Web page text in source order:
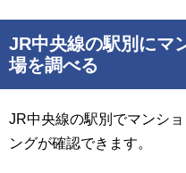
JR中央線の駅別にマ
場を調べる
JR中央線の駅別でマンシ
ングが確認できます。